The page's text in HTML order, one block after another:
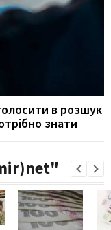
в розшук
знати